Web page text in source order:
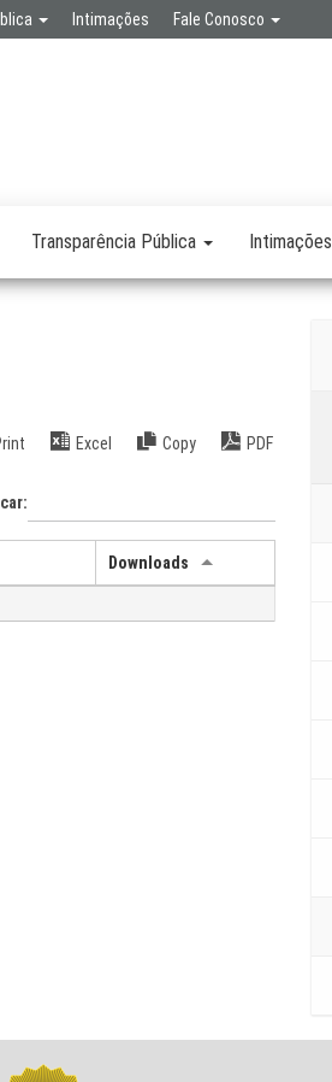
Intimações Fale Conosco
Transparência Pública Intimações
Excel Copy PDF
Downloads